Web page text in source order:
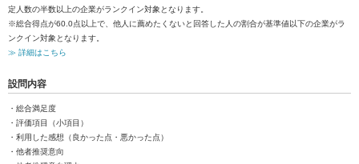
定人数の半数以上の企業がランクイン対象となります。
※総合得点が60.0点以上で、他人に薦めたくないと回答した人の割合が基準値以下の企業がラ
ンクイン対象となります。
≫ 詳細はこちら
設問内容
・総合満足度
・評価項目（小項目）
・利用した感想（良かった点・悪かった点）
・他者推奨意向